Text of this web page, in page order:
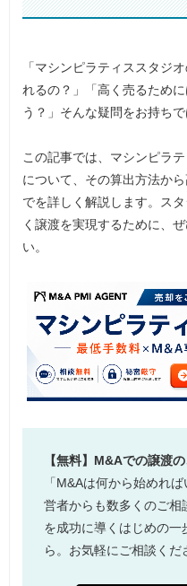
「マシンピラティススタジ
れるの？」「高く売るため
う？」そんな疑問をお持ち
この記事では、マシンピラ
について、その算出方法か
でを詳しく解説します。ス
く譲渡を実現するために、
い。
【無料】M&Aでの譲渡
「M&Aは何から始めれ
営者からも数多くのご相
を成功に導くはじめの
ら。お気軽にご相談くだ